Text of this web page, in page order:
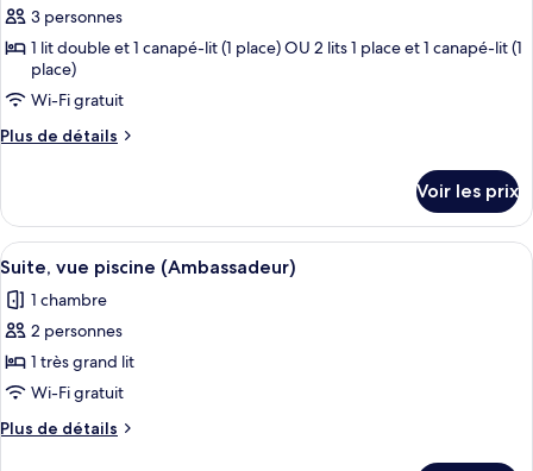
Sea
View
ce
type
chambre :
Chambre
Triple,
mer
3 personnes
1 lit double et 1 canapé-lit (1 place) OU 2 lits 1 place et 1 canapé-lit (1
place)
Wi-Fi gratuit
Plus de détails
Plus
le
type
de
Chambre
Triple,
mer
Voir les prix
Afficher
toutes
les
photos
pour
ce
type
de
Une chambre à coucher avec un
1
Suite, vue piscine (Ambassadeur)
1 chambre
2 personnes
1 très grand lit
Wi-Fi gratuit
Plus de détails
Plus